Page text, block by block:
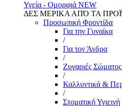
Υγεία - Ομορφιά NEW
ΔΕΣ ΜΕΡΙΚΑ ΑΠΌ ΤΑ
Προσωπική Φροντίδα
Για την Γυναίκα
/
Για τον Άνδρα
/
Ζυγαριές
/
Καλλυντικά &
/
Στοματική Υγιεινή